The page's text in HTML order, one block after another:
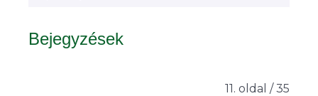
Bejegyzések
11. oldal / 35